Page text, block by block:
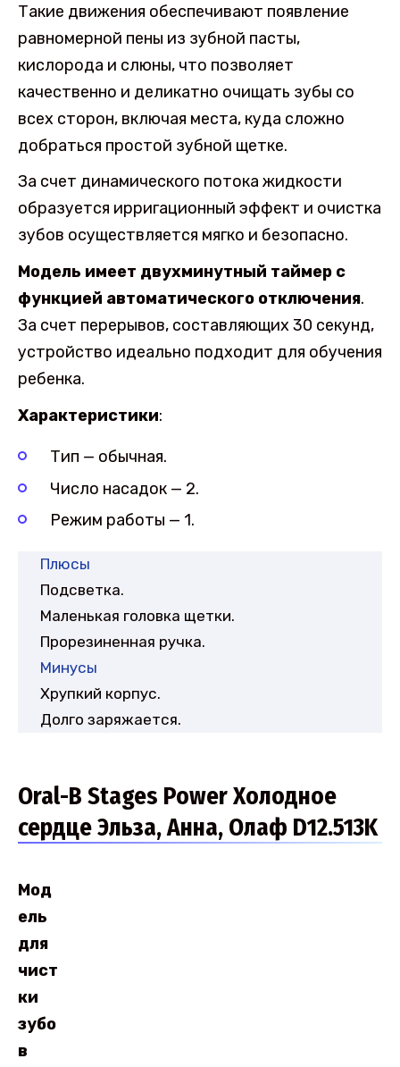
Такие движения обеспечивают появление
равномерной пены из зубной пасты,
кислорода и слюны, что позволяет
качественно и деликатно очищать зубы со
всех сторон, включая места, куда сложно
добраться простой зубной щетке.
За счет динамического потока жидкости
образуется ирригационный эффект и очистка
зубов осуществляется мягко и безопасно.
Модель имеет двухминутный таймер с
функцией автоматического отключения.
За счет перерывов, составляющих 30 секунд,
устройство идеально подходит для обучения
ребенка.
Характеристики:
Тип — обычная.
Число насадок — 2.
Режим работы — 1.
Плюсы
Подсветка.
Маленькая головка щетки.
Прорезиненная ручка.
Минусы
Хрупкий корпус.
Долго заряжается.
Oral-B Stages Power Холодное
сердце Эльза, Анна, Олаф D12.513K
Мод
ель
для
чист
ки
зубо
в